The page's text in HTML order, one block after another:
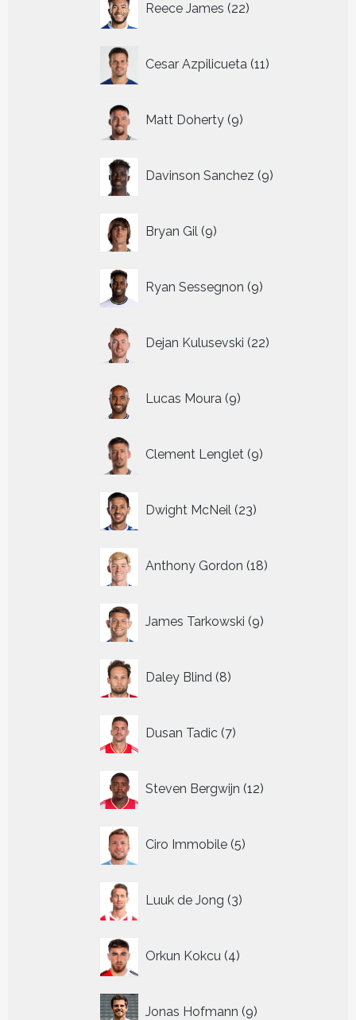
Reece James 22
producten
Cesar Azpilicueta 11
producten
Matt Doherty 9
producten
Davinson Sanchez 9
producten
Bryan Gil 9
producten
Ryan Sessegnon 9
producten
Dejan Kulusevski 22
producten
Lucas Moura 9
producten
Clement Lenglet 9
producten
Dwight McNeil 23
producten
Anthony Gordon 18
producten
James Tarkowski 9
producten
Daley Blind 8
producten
Dusan Tadic 7
producten
Steven Bergwijn 12
producten
Ciro Immobile 5
producten
Luuk de Jong 3
producten
Orkun Kokcu 4
producten
Jonas Hofmann 9